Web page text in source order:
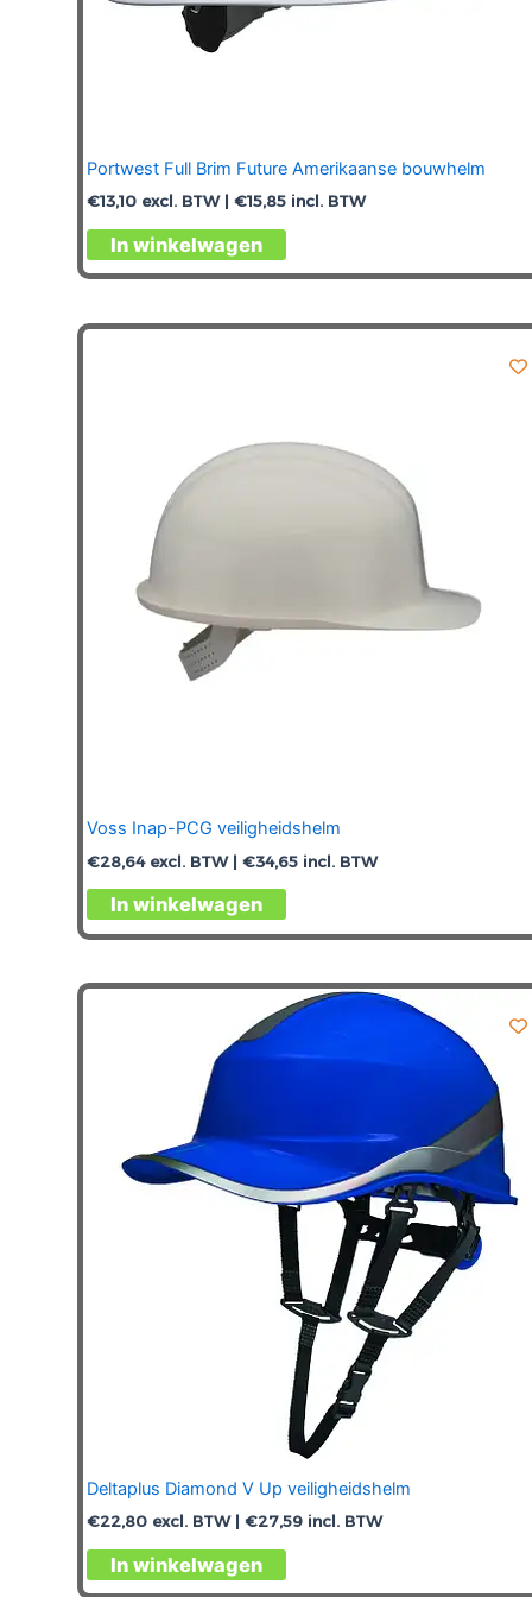
Portwest Full Brim Future Amerikaanse bouwhelm
€13,10 excl. BTW | €15,85 incl. BTW
In winkelwagen
Voss Inap-PCG veiligheidshelm
€28,64excl. BTW | €34,65 incl. BTW
In winkelwagen
Dit
product
meerdere
variaties.
optie
worden
de
productpagina
Deltaplus Diamond V Up veiligheidshelm
€22,80 excl. BTW | €27,59 incl. BTW
In winkelwagen
Dit
product